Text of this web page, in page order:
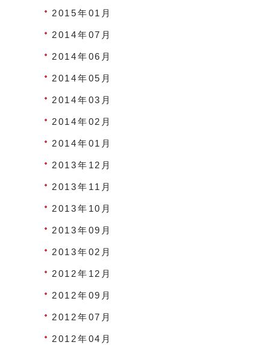
2015年01月
2014年07月
2014年06月
2014年05月
2014年03月
2014年02月
2014年01月
2013年12月
2013年11月
2013年10月
2013年09月
2013年02月
2012年12月
2012年09月
2012年07月
2012年04月